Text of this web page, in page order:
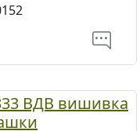
ВДВ вишивка